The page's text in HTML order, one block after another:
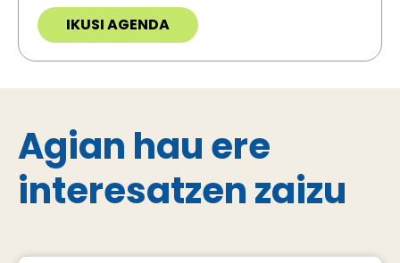
IKUSI AGENDA
Agian hau ere
interesatzen zaizu